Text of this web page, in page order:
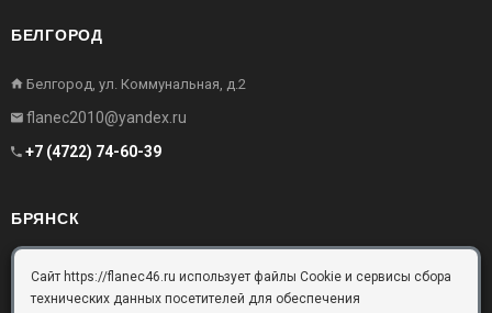
БЕЛГОРОД
Белгород, ул. Коммунальная, д.2
flanec2010@yandex.ru
+7 (4722) 74-60-39
БРЯНСК
Брянск, Московский проезд, д.10, офис 3
flanec32@yandex.ru
Сайт https://flanec46.ru использует файлы Cookie и сервисы сбора
технических данных посетителей для обеспечения